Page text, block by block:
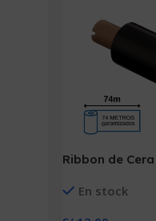
Ribbon de
En stock